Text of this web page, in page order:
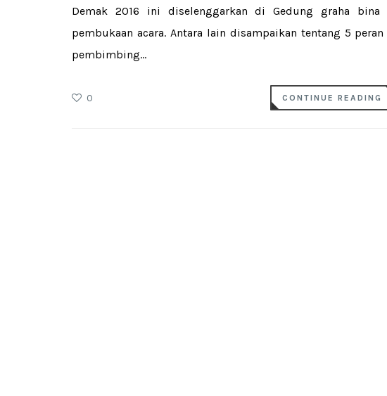
Demak 2016 ini diselenggarkan di Gedung graha
pembukaan acara. Antara lain disampaikan tentang 5
pembimbing...
0 CONTINUE READING